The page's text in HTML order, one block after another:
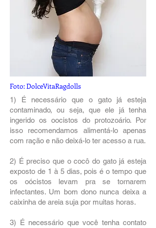
Foto: DolceVitaRagdolls
1) É necessário que o gato já esteja
contaminado, ou seja, que ele já tenha
ingerido os oocistos do protozoário. Por
isso recomendamos alimentá-lo apenas
com ração e não deixá-lo ter acesso a rua.
2) É preciso que o cocô do gato já esteja
exposto de 1 à 5 dias, pois é o tempo que
os oócistos levam pra se tornarem
infectantes. Um bom dono nunca deixa a
caixinha de areia suja por muitas horas.
3) É necessário que você tenha contato